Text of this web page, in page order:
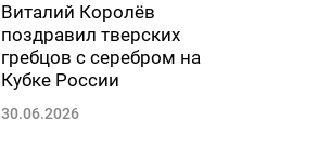
Виталий Королёв
поздравил тверских
гребцов с серебром на
Кубке России
30.06.2026